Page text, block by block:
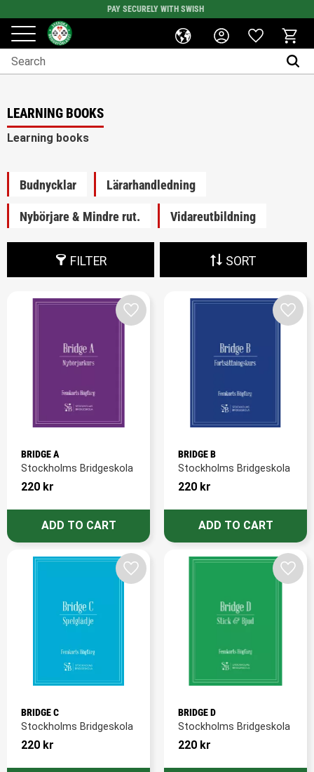
Menu
PAY SECURELY WITH SWISH
Favorites
Basket
LEARNING BOOKS
Learning books
Budnycklar Lärarhandledning
Nybörjare & Mindre rut. Vidareutbildning
FILTER SORT
BRIDGE A
Stockholms Bridgeskola
220 kr
Add to favorites
BRIDGE B
Stockholms Bridgeskola
220 kr
Add
BRIDGE C
Stockholms Bridgeskola
220 kr
Add to favorites
BRIDGE D
Stockholms Bridgeskola
220 kr
Add